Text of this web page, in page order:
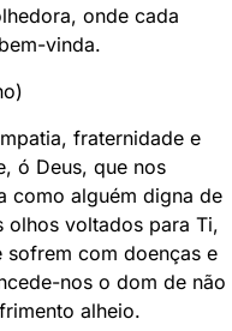
onde cada
vinda.
fraternidade e
ó Deus, que nos
como alguém digna de
olhos voltados para Ti,
sofrem com doenças e
nos o dom de não
alheio.